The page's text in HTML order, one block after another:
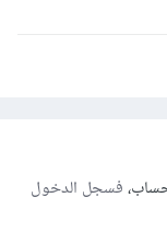
فسجل الدخول